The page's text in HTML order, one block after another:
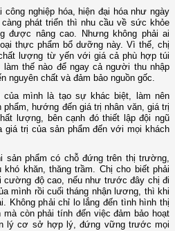
nghiệp hóa, hiện đại hóa như ngày
phát triển thì nhu cầu về sức khỏe
được nâng cao. Nhưng không phải ai
thực phẩm bổ dưỡng này. Vì thế, chị
lượng từ yến với giá cả phù hợp túi
thế nào để ngay cả người thu nhập
nguyên chất và đảm bảo nguồn gốc.
mình là tạo sự khác biệt, làm nên
hướng đến giá trị nhân văn, giá trị
lượng, bên cạnh đó thiết lập đội ngũ
giá trị của sản phẩm đến với mọi khách
sản phẩm có chỗ đứng trên thị trường,
khăn, thăng trầm. Chị cho biết phải
độ cao, nếu như trước đây chị đi
mình rồi cuối tháng nhận lương, thì khi
Không phải chỉ lo lắng đến tình hình thị
còn phải tính đến việc đảm bảo hoạt
lý cơ sở hợp lý, đứng vững trước mọi